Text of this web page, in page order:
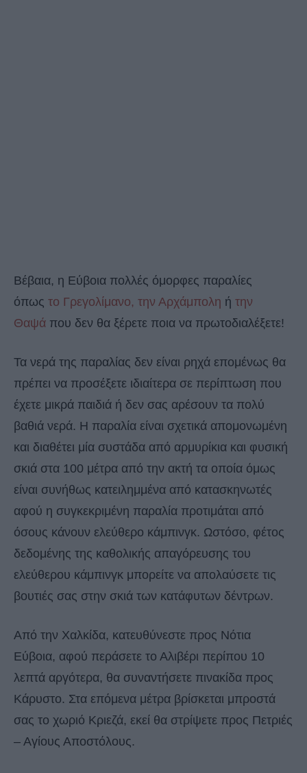
Βέβαια, η Εύβοια πολλές όμορφες παραλίες
όπως το Γρεγολίμανο, την Αρχάμπολη ή την
Θαψά που δεν θα ξέρετε ποια να πρωτοδιαλέξετε!
Τα νερά της παραλίας δεν είναι ρηχά επομένως θα
πρέπει να προσέξετε ιδιαίτερα σε περίπτωση που
έχετε μικρά παιδιά ή δεν σας αρέσουν τα πολύ
βαθιά νερά. Η παραλία είναι σχετικά απομονωμένη
και διαθέτει μία συστάδα από αρμυρίκια και φυσική
σκιά στα 100 μέτρα από την ακτή τα οποία όμως
είναι συνήθως κατειλημμένα από κατασκηνωτές
αφού η συγκεκριμένη παραλία προτιμάται από
όσους κάνουν ελεύθερο κάμπινγκ. Ωστόσο, φέτος
δεδομένης της καθολικής απαγόρευσης του
ελεύθερου κάμπινγκ μπορείτε να απολαύσετε τις
βουτιές σας στην σκιά των κατάφυτων δέντρων.
Από την Χαλκίδα, κατευθύνεστε προς Νότια
Εύβοια, αφού περάσετε το Αλιβέρι περίπου 10
λεπτά αργότερα, θα συναντήσετε πινακίδα προς
Κάρυστο. Στα επόμενα μέτρα βρίσκεται μπροστά
σας το χωριό Κριεζά, εκεί θα στρίψετε προς Πετριές
– Αγίους Αποστόλους.